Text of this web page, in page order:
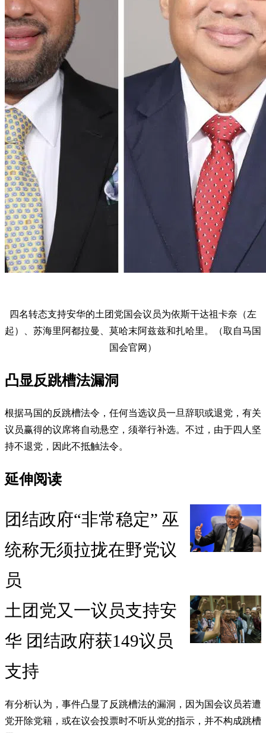
四名转态支持安华的土团党国会议员为依斯干达祖卡奈（左
起）、苏海里阿都拉曼、莫哈末阿兹兹和扎哈里。（取自马国
国会官网）
凸显反跳槽法漏洞
根据马国的反跳槽法令，任何当选议员一旦辞职或退党，有关
议员赢得的议席将自动悬空，须举行补选。不过，由于四人坚
持不退党，因此不抵触法令。
延伸阅读
团结政府“非常稳定” 巫
统称无须拉拢在野党议
员
土团党又一议员支持安
华 团结政府获149议员
支持
有分析认为，事件凸显了反跳槽法的漏洞，因为国会议员若遭
党开除党籍，或在议会投票时不听从党的指示，并不构成跳槽